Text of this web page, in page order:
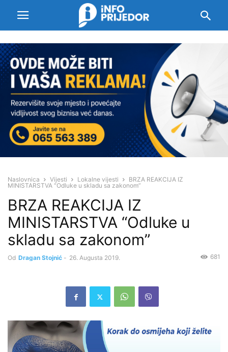
Naslovnica Vijesti Lokalne vijesti
BRZA REAKCIJA IZ
MINISTARSTVA “Odluke u skladu sa zakonom”
BRZA REAKCIJA IZ
MINISTARSTVA “Odluke u
skladu sa zakonom”
Od Dragan Stojnić - 26. Augusta 2019. 681